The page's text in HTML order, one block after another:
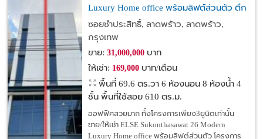
Luxury Home office พร้อมลิฟต์ส่วนตัว ตึก
ใหม่พร้อมอยู่ค่ะ
ซอยซำประสิทธิ์, ลาดพร้าว, ลาดพร้าว,
กรุงเทพ
ขาย: 31,000,000บาท
ให้เช่า: 169,000บาท/เดือน
พื้นที่ 69.6 ตร.วา 6 ห้องนอน 8 ห้องน้ำ 4
ชั้น พื้นที่ใช้สอย 610 ตร.ม.
ออฟฟิศสวยมาก ทั้งโครงการเพียง3ยูนิตเท่านั้น
ขาย/ให้เช่า ELSE Sukonthasawat 26 Modern
Luxury Home office พร้อมลิฟต์ส่วนตัว โครงการ